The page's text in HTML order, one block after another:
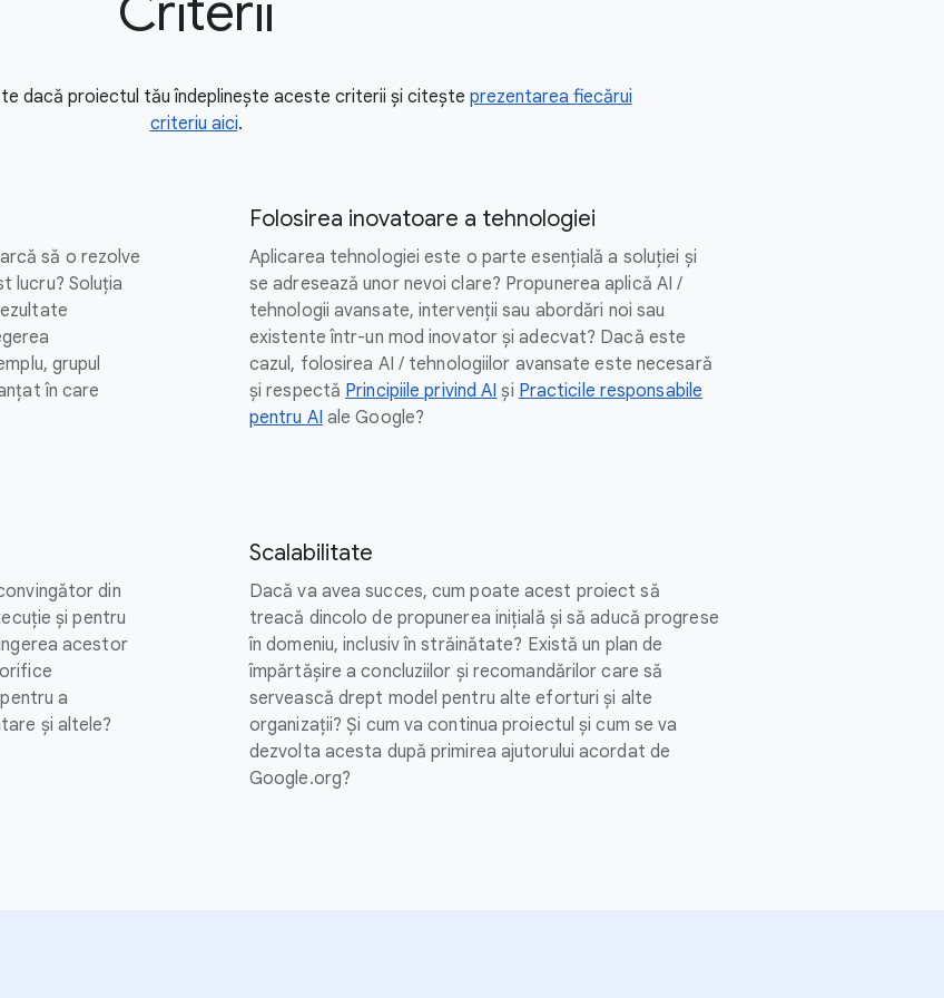
dacă proiectul tău îndeplinește aceste criterii și citește prezentarea fiecărui
criteriu aici.
să o rezolve
lucru? Soluția
grupul
în care
Folosirea inovatoare a tehnologiei
Aplicarea tehnologiei este o parte esențială a soluției și
se adresează unor nevoi clare? Propunerea aplică AI /
tehnologii avansate, intervenții sau abordări noi sau
existente într-un mod inovator și adecvat? Dacă este
cazul, folosirea AI / tehnologiilor avansate este necesară
și respectă Principiile privind AI și Practicile responsabile
pentru AI ale Google?
din
și pentru
acestor
a
și altele?
Scalabilitate
Dacă va avea succes, cum poate acest proiect să
treacă dincolo de propunerea inițială și să aducă progrese
în domeniu, inclusiv în străinătate? Există un plan de
împărtășire a concluziilor și recomandărilor care să
servească drept model pentru alte eforturi și alte
organizații? Și cum va continua proiectul și cum se va
dezvolta acesta după primirea ajutorului acordat de
Google.org?